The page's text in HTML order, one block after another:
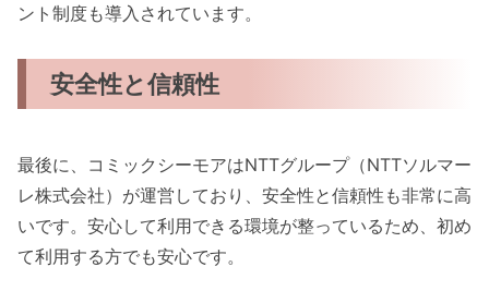
ント制度も導入されています。
安全性と信頼性
最後に、コミックシーモアはNTTグループ（NTTソルマー
レ株式会社）が運営しており、安全性と信頼性も非常に高
いです。安心して利用できる環境が整っているため、初め
て利用する方でも安心です。